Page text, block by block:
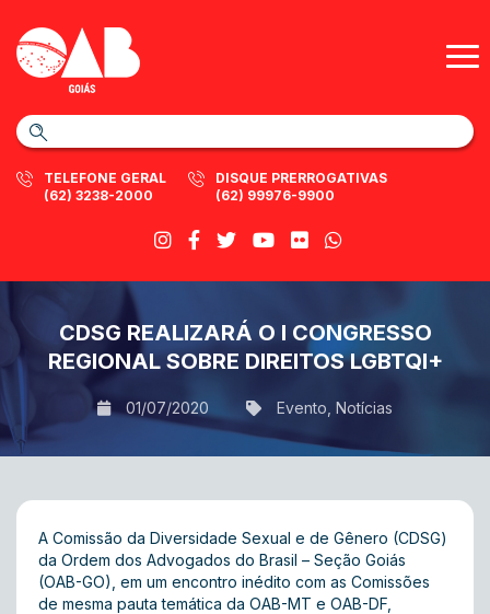
TELEFONE GERAL
(62) 3238-2000
DISQUE PRERROGATIVAS
(62) 99976-9900
CDSG REALIZARÁ O I CONGRESSO
REGIONAL SOBRE DIREITOS LGBTQI+
01/07/2020 Evento Notícias
A Comissão da Diversidade Sexual e de Gênero (CDSG)
da Ordem dos Advogados do Brasil – Seção Goiás
(OAB-GO), em um encontro inédito com as Comissões
de mesma pauta temática da OAB-MT e OAB-DF ,